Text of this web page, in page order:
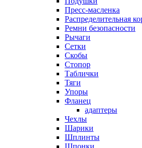
Пресс-масленка
Распределительная
Ремни безопасности
Рычаги
Сетки
Скобы
Стопор
Таблички
Тяги
Упоры
Фланец
адаптеры
Чехлы
Шарики
Шплинты
Шпонки